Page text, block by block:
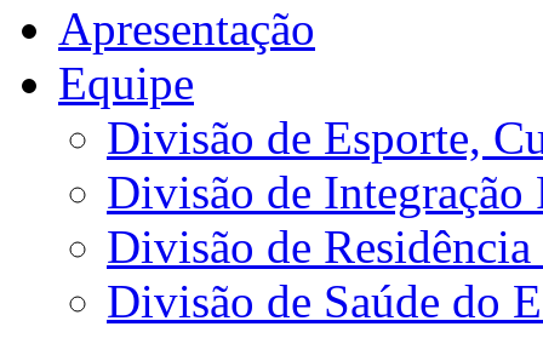
Apresentação
Equipe
Divisão de Esporte,
Divisão de Integração
Divisão de
Divisão de Saúde do